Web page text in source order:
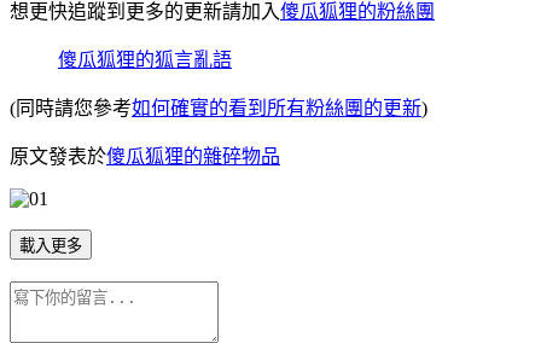
想更快追蹤到更多的更新請加入傻瓜狐狸的粉絲團
傻瓜狐狸的狐言亂語
(同時請您參考如何確實的看到所有粉絲團的更新)
原文發表於傻瓜狐狸的雜碎物品
載入更多